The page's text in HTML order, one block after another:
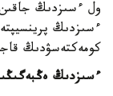
ول ءسىزدىڭ جاقىن
ءسىزدىڭ
كومەكتەسۋدىڭ
ءسىزدىڭ